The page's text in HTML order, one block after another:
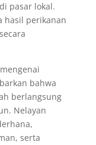
pasar lokal.
hasil perikanan
bahwa
berlangsung
Nelayan
serta